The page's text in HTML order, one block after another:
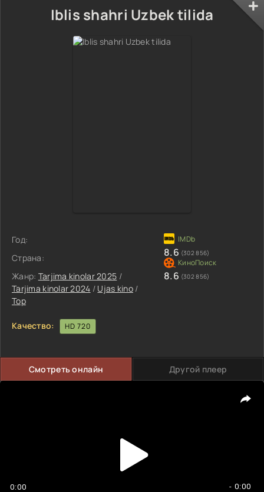
Iblis shahri Uzbek tilida
Год:
Страна:
Жанр: Tarjima kinolar 2025 /
Tarjima kinolar 2024 / Ujas kino/
Top
8.6 (302 856)
8.6 (302 856)
Качество: HD 720
Смотреть онлайн Другой плеер
0:00 - 0:00